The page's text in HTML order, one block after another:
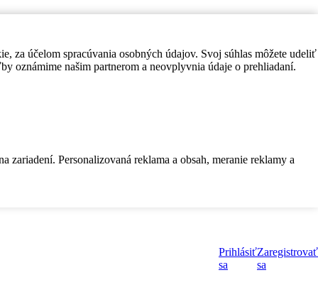
za účelom spracúvania osobných údajov. Svoj súhlas môžete udeliť
oznámime našim partnerom a neovplyvnia údaje o prehliadaní.
Personalizovaná reklama a obsah, meranie reklamy a
Prihlásiť
sa
Zaregistrovať
sa